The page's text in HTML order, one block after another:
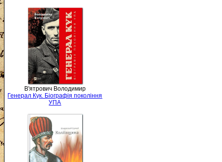
В'ятрович Володимир
Генерал Кук. Біографія покоління
УПА